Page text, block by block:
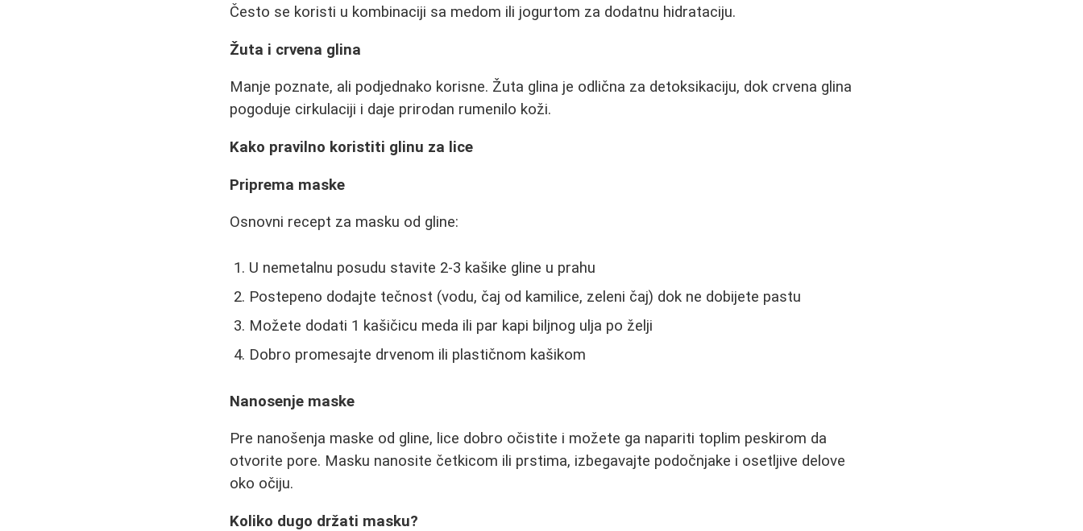
Često se koristi u kombinaciji sa medom ili jogurtom za dodatnu hidrataciju.
Žuta i crvena glina
Manje poznate, ali podjednako korisne. Žuta glina je odlična za detoksikaciju, dok crvena glina
pogoduje cirkulaciji i daje prirodan rumenilo koži.
Kako pravilno koristiti glinu za lice
Priprema maske
Osnovni recept za masku od gline:
U nemetalnu posudu stavite 2-3 kašike gline u prahu
Postepeno dodajte tečnost (vodu, čaj od kamilice, zeleni čaj) dok ne dobijete pastu
Možete dodati 1 kašičicu meda ili par kapi biljnog ulja po želji
Dobro promesajte drvenom ili plastičnom kašikom
Nanosenje maske
Pre nanošenja maske od gline, lice dobro očistite i možete ga napariti toplim peskirom da
otvorite pore. Masku nanosite četkicom ili prstima, izbegavajte podočnjake i osetljive delove
oko očiju.
Koliko dugo držati masku?